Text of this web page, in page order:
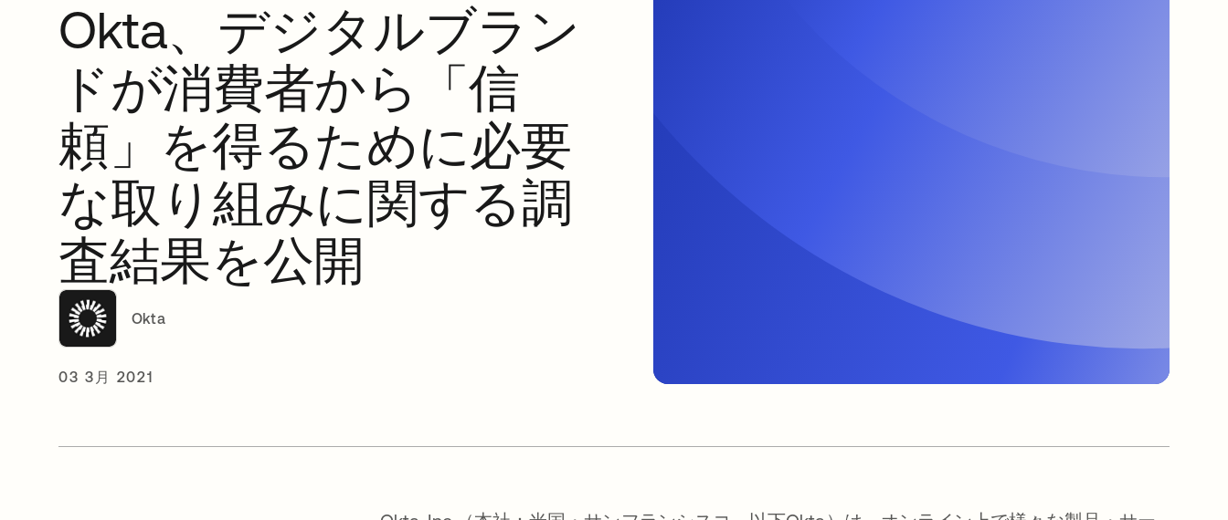
Okta、デジタルブラン
ドが消費者から「信
頼」を得るために必要
な取り組みに関する調
査結果を公開
Okta
03 3月 2021